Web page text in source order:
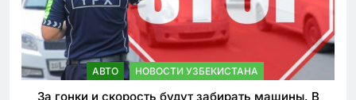
АВТО НОВОСТИ УЗБЕКИСТАНА
За гонки и скорость будут забирать машины. В